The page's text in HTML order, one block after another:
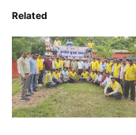
Related